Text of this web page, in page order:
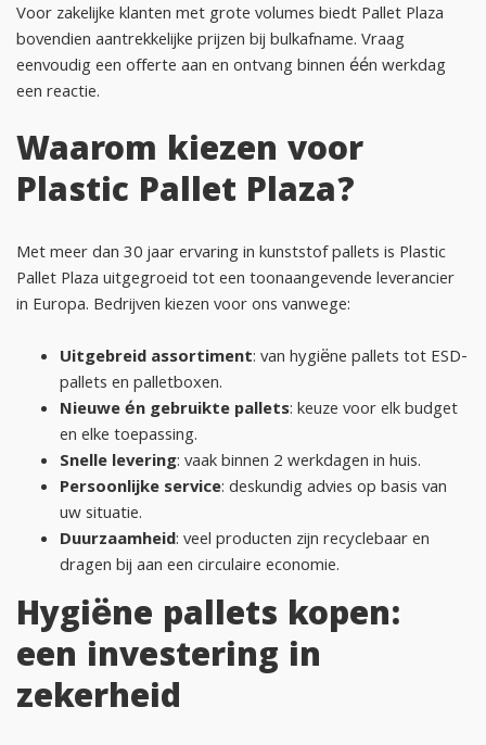
Voor zakelijke klanten met grote volumes biedt Pallet Plaza
bovendien aantrekkelijke prijzen bij bulkafname. Vraag
eenvoudig een offerte aan en ontvang binnen één werkdag
een reactie.
Waarom kiezen voor
Plastic Pallet Plaza?
Met meer dan 30 jaar ervaring in kunststof pallets is Plastic
Pallet Plaza uitgegroeid tot een toonaangevende leverancier
in Europa. Bedrijven kiezen voor ons vanwege:
Uitgebreid assortiment: van hygiëne pallets tot ESD-
pallets en palletboxen.
Nieuwe én gebruikte pallets: keuze voor elk budget
en elke toepassing.
Snelle levering: vaak binnen 2 werkdagen in huis.
Persoonlijke service: deskundig advies op basis van
uw situatie.
Duurzaamheid: veel producten zijn recyclebaar en
dragen bij aan een circulaire economie.
Hygiëne pallets kopen:
een investering in
zekerheid